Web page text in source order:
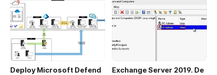
Deploy Microsoft Defend
Exchange Server 2019. De